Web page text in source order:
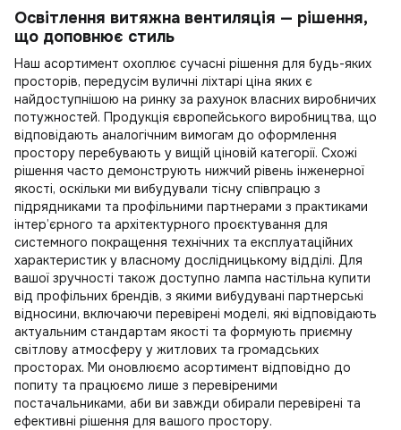
Освітлення витяжна вентиляція — рішення,
що доповнює стиль
Наш асортимент охоплює сучасні рішення для будь-яких
просторів, передусім вуличні ліхтарі ціна яких є
найдоступнішою на ринку за рахунок власних виробничих
потужностей. Продукція європейського виробництва, що
відповідають аналогічним вимогам до оформлення
простору перебувають у вищій ціновій категорії. Схожі
рішення часто демонструють нижчий рівень інженерної
якості, оскільки ми вибудували тісну співпрацю з
підрядниками та профільними партнерами з практиками
інтер’єрного та архітектурного проєктування для
системного покращення технічних та експлуатаційних
характеристик у власному дослідницькому відділі. Для
вашої зручності також доступно лампа настільна купити
від профільних брендів, з якими вибудувані партнерські
відносини, включаючи перевірені моделі, які відповідають
актуальним стандартам якості та формують приємну
світлову атмосферу у житлових та громадських
просторах. Ми оновлюємо асортимент відповідно до
попиту та працюємо лише з перевіреними
постачальниками, аби ви завжди обирали перевірені та
ефективні рішення для вашого простору.